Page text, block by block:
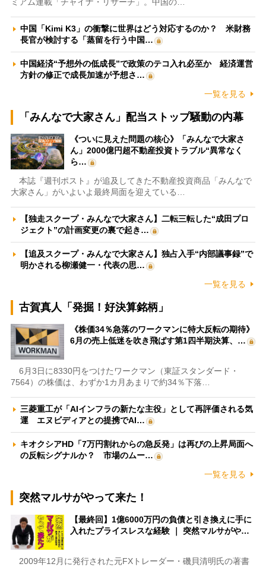
ミアム連載「チャイナ・リサーチ」。中国の…
中国「Kimi K3」の衝撃に世界はどう対応するのか？ 米財務
長官が検討する「蒸留を行う中国…
中国経済“予想外の低成長”で政策のテコ入れ必至か 経済運営
方針の修正で成長加速が予想さ…
一覧を見る
「みんなで大家さん」配当ストップ騒動の内幕
《ついに見えた問題の核心》「みんなで大家さ
ん」2000億円超不動産投資トラブル“異常なく
ら…
本誌『週刊ポスト』が追及してきた不動産投資商品「みんなで
大家さん」がいよいよ最終局面を迎えている…
【独走スクープ・みんなで大家さん】二転三転した“成田プロ
ジェクト”の計画変更の裏で起き…
【追及スクープ・みんなで大家さん】独占入手“内部議事録”で
明かされる柳瀬健一・代表の思…
一覧を見る
古賀真人「発掘！好決算銘柄」
《株価34％急落のワークマンに特大反転の期待》
6月の売上低迷を吹き飛ばす第1四半期決算、…
6月3日に8330円をつけたワークマン（東証スタンダード・
7564）の株価は、わずか1カ月あまりで約34％下落…
三菱重工が「AIインフラの新たな主役」として再評価される気
運 エヌビディアとの提携でAI…
キオクシアHD「7万円割れからの急反発」は再びの上昇局面へ
の反転シグナルか？ 市場のムー…
一覧を見る
突然マルサがやって来た！
【最終回】1億6000万円の負債と引き換えに手に
入れたプライスレスな経験 ｜ 突然マルサがや…
2009年12月に発行された元FXトレーダー・磯貝清明氏の著書